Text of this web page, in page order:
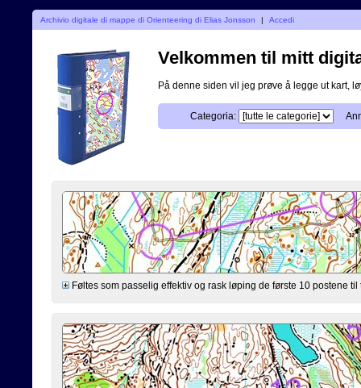
Archivio digitale di mappe di Orienteering di Elias Jonsson | Accedi
Velkommen til mitt
På denne siden vil jeg prøve å legge ut kart,
Categoria:
Føltes som passelig effektiv og rask løping de første 10 postene